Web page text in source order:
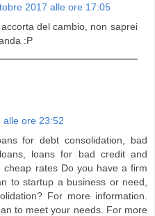
2017 alle ore 17:05
del cambio, non saprei
:P
alle ore 23:52
for debt consolidation, bad
loans for bad credit and
cheap rates Do you have a firm
to startup a business or need,
For more information.
to meet your needs. For more